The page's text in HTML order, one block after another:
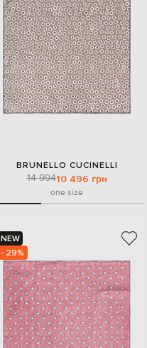
BRUNELLO CUCINELLI
14 99410 496 грн
one size
NEW
- 29%